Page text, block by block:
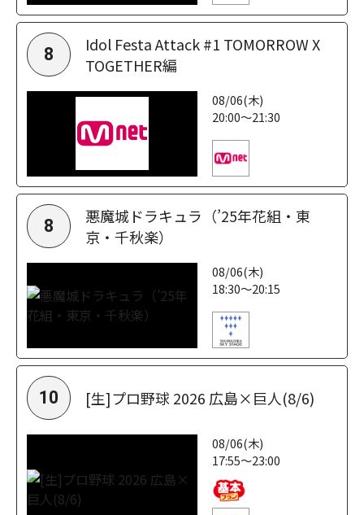
8
Idol Festa Attack #1 TOMORROW X
TOGETHER編
08/06(木)
20:00～21:30
8
悪魔城ドラキュラ（’25年花組・東
京・千秋楽）
08/06(木)
18:30～20:15
10 [生]プロ野球 2026 広島×巨人(8/6)
08/06(木)
17:55～23:00